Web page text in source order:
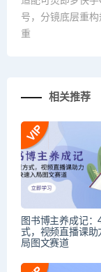
号，分镜底层重
重
相关推荐
图书博主养成记：
式，视频直播课助
局图文赛道